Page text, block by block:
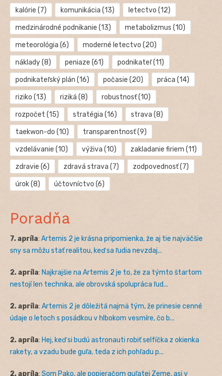
kalórie (7) komunikácia (13) letectvo (12)
medzinárodné podnikanie (13) metabolizmus (10)
meteorológia (6) moderné letectvo (20)
náklady(8) peniaze (61) podnikateľ(11)
podnikateľský plán (16) počasie (20) práca (14)
riziko (13) riziká (8) robustnosť(10)
rozpočet (15) stratégia (16) strava (8)
taekwon-do (10) transparentnosť(9)
vzdelávanie (10) výživa (10) zakladanie firiem (11)
zdravie (6) zdravá strava (7) zodpovednosť(7)
úrok(8) účtovníctvo (6)
Poradňa
7. apríla: Artemis 2 je krásna pripomienka, že aj tie najväčšie
sny sa môžu stať realitou, keď sa ľudia nevzdaj...
2. apríla: Najkrajšie na Artemis 2 je to, že za týmto štartom
nestojí len technika, ale obrovská spolupráca ľud...
2. apríla: Artemis 2 je dôležitá najmä tým, že prinesie cenné
údaje o letoch s posádkou v hlbokom vesmíre, čo b...
2. apríla: Hej, keď si budú astronauti robiť selfíčka z okienka
rakety, a vzadu bude guľa, teda z ich pohľadu p...
2. apríla: Som Pako, ale popieračom guľatej Zeme, asi v